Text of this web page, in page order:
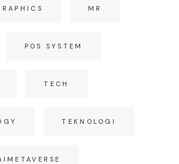
MR
POS SYSTEM
TECH
TEKNOLOGI